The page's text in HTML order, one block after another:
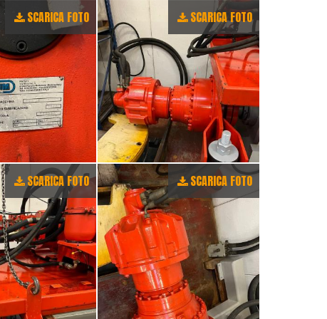
SCARICA FOTO SCARICA FOTO
SCARICA FOTO SCARICA FOTO